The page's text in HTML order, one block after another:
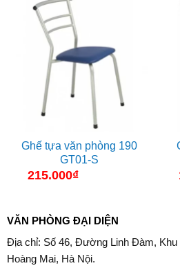
Ghế tựa văn phòng 190
GT01-S
215.000₫
VĂN PHÒNG ĐẠI DIỆN
Địa chỉ: Số 46, Đường Linh Đàm, Khu
Hoàng Mai, Hà Nội.